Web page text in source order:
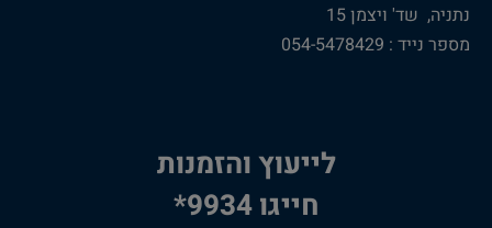
נתניה, שד' ויצמן 15
מספר נייד : 054-5478429
לייעוץ והזמנות
חייגו 9934*